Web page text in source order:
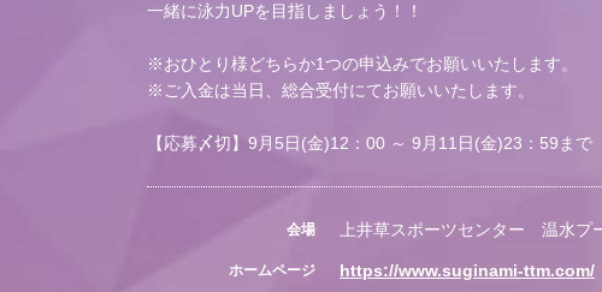
一緒に泳力UPを目指しましょう！！
※おひとり様どちらか1つの申込みでお願いいたします。
※ご入金は当日、総合受付にてお願いいたします。
【応募〆切】9月5日(金)12：00 ～ 9月11日(金)23：59まで
会場 上井草スポーツセンター 温水プ
ホームページ https://www.suginami-ttm.com/